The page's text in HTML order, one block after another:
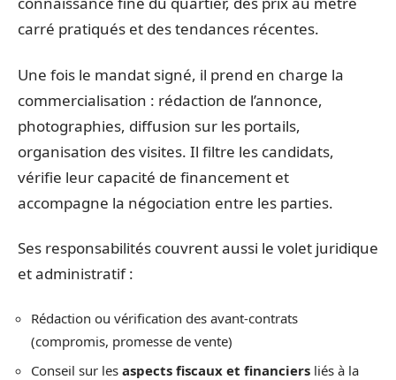
carré pratiqués et des tendances récentes.
Une fois le mandat signé, il prend en charge la
commercialisation : rédaction de l’annonce,
photographies, diffusion sur les portails,
organisation des visites. Il filtre les candidats,
vérifie leur capacité de financement et
accompagne la négociation entre les parties.
Ses responsabilités couvrent aussi le volet juridique
et administratif :
Rédaction ou vérification des avant-contrats
(compromis, promesse de vente)
Conseil sur les aspects fiscaux et financiers liés à la